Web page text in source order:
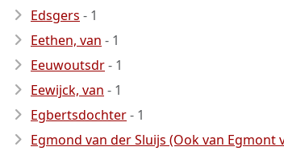
Edsgers - 1
Eethen, van - 1
Eeuwoutsdr- 1
Eewijck, van - 1
Egbertsdochter- 1
Egmond van der Sluijs (Ook van Egmont